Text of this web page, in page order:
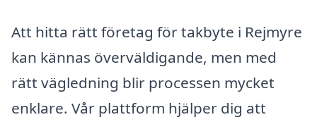
Att hitta rätt företag för takbyte i Rejmyre
kan kännas överväldigande, men med
rätt vägledning blir processen mycket
enklare. Vår plattform hjälper dig att